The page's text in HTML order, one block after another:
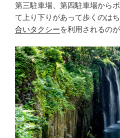
第三駐車場、第四駐車場から
て上り下りがあって歩くのは
合いタクシーを利用されるの